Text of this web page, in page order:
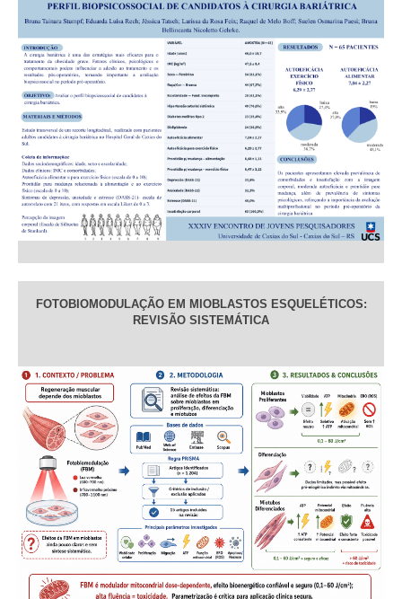
FOTOBIOMODULAÇÃO EM MIOBLASTOS ESQUELÉTICOS:
REVISÃO SISTEMÁTICA